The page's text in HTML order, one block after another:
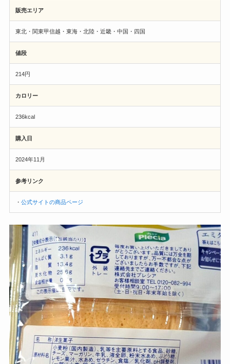
販売エリア
東北・関東甲信越・東海・北陸・近畿・中国・四国
値段
214円
カロリー
236kcal
購入日
2024年11月
参考リンク
・公式サイトの商品ページ